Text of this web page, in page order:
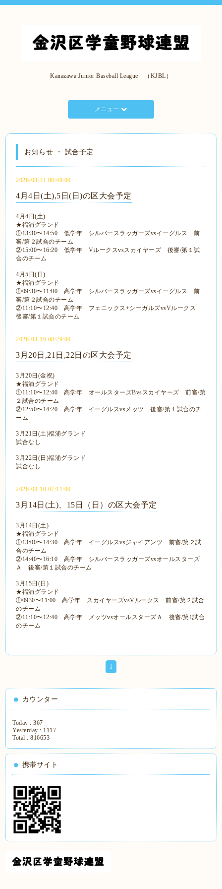
Kanazawa Junior Baseball League （KJBL）
メニュー
お知らせ ・ 試合予定
2026-03-31 08:49:00
4月4日(土),5日(日)の区大会予定
4月4日(土)
★福浦グランド
①13:30〜14:50 低学年 シルバースラッガーズvsイーグルス 前
審/第２試合のチーム
②15:00〜16:20 低学年 Vルークスvsスカイヤーズ 後審/第１試
合のチーム
4月5日(日)
★福浦グランド
①09:30〜11:00 高学年 シルバースラッガーズvsイーグルス 前
審/第２試合のチーム
②11:10〜12:40 高学年 フェニックス+シーガルズvsVルークス
後審/第１試合のチーム
2026-03-16 08:29:00
3月20日,21日,22日の区大会予定
3月20日(金祝)
★福浦グランド
①11:10〜12:40 高学年 オールスターズBvsスカイヤーズ 前審/第
２試合のチーム
②12:50〜14:20 高学年 イーグルスvsメッツ 後審/第１試合のチ
ーム
3月21日(土)福浦グランド
試合なし
3月22日(日)福浦グランド
試合なし
2026-03-10 07:11:00
3月14日(土)、15日（日）の区大会予定
3月14日(土)
★福浦グランド
①13:00〜14:30 高学年 イーグルスvsジャイアンツ 前審/第２試
合のチーム
②14:40〜16:10 高学年 シルバースラッガーズvsオールスターズ
Ａ 後審/第１試合のチーム
3月15日(日)
★福浦グランド
①0930〜11:00 高学年 スカイヤーズvsVルークス 前審/第２試合
のチーム
②11:10〜12:40 高学年 メッツvsオールスターズＡ 後審/第1試合
のチーム
1
カウンター
Today :367
Yesterday : 1117
Total :816653
携帯サイト